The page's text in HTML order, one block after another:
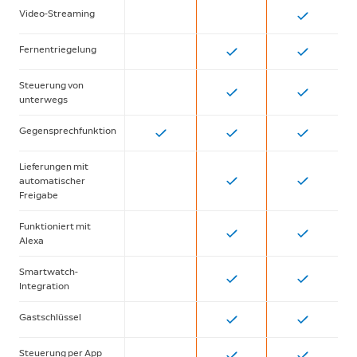
Video-Streaming
Fernentriegelung
Steuerung von
unterwegs
Gegensprechfunktion
Lieferungen mit
automatischer
Freigabe
Funktioniert mit
Alexa
Smartwatch-
Integration
Gastschlüssel
Steuerung per App